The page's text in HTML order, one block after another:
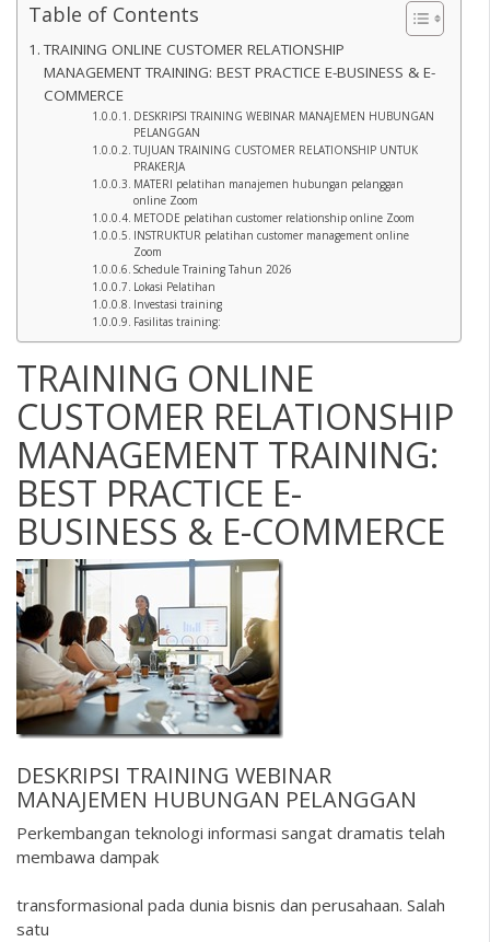
Table of Contents
TRAINING ONLINE CUSTOMER RELATIONSHIP
MANAGEMENT TRAINING: BEST PRACTICE E-BUSINESS & E-
COMMERCE
DESKRIPSI TRAINING WEBINAR MANAJEMEN HUBUNGAN
PELANGGAN
TUJUAN TRAINING CUSTOMER RELATIONSHIP UNTUK
PRAKERJA
MATERI pelatihan manajemen hubungan pelanggan
online Zoom
METODE pelatihan customer relationship online Zoom
INSTRUKTUR pelatihan customer management online
Zoom
Schedule Training Tahun 2026
Lokasi Pelatihan
Investasi training
Fasilitas training:
TRAINING ONLINE
CUSTOMER RELATIONSHIP
MANAGEMENT TRAINING:
BEST PRACTICE E-
BUSINESS & E-COMMERCE
DESKRIPSI TRAINING WEBINAR
MANAJEMEN HUBUNGAN PELANGGAN
Perkembangan teknologi informasi sangat dramatis telah
membawa dampak
transformasional pada dunia bisnis dan perusahaan. Salah
satu